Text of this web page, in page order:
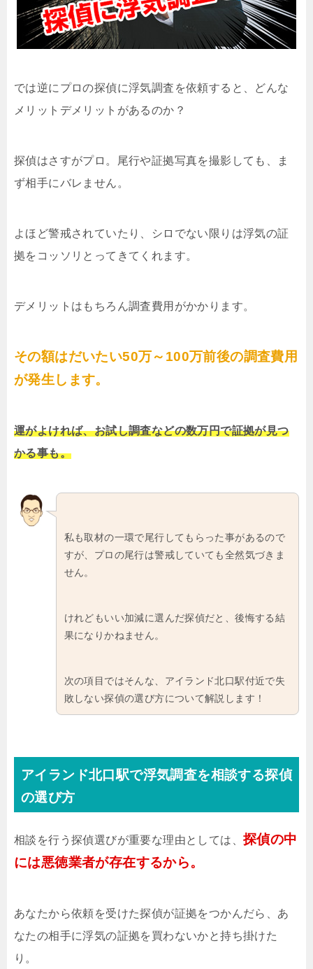
では逆にプロの探偵に浮気調査を依頼すると、どんな
メリットデメリットがあるのか？
探偵はさすがプロ。尾行や証拠写真を撮影しても、ま
ず相手にバレません。
よほど警戒されていたり、シロでない限りは浮気の証
拠をコッソリとってきてくれます。
デメリットはもちろん調査費用がかかります。
その額はだいたい50万～100万前後の調査費用
が発生します。
運がよければ、お試し調査などの数万円で証拠が見つ
かる事も。
私も取材の一環で尾行してもらった事があるので
すが、プロの尾行は警戒していても全然気づきま
せん。
けれどもいい加減に選んだ探偵だと、後悔する結
果になりかねません。
次の項目ではそんな、アイランド北口駅付近で失
敗しない探偵の選び方について解説します！
アイランド北口駅で浮気調査を相談する探偵
の選び方
相談を行う探偵選びが重要な理由としては、 探偵の中
には悪徳業者が存在するから。
あなたから依頼を受けた探偵が証拠をつかんだら、あ
なたの相手に浮気の証拠を買わないかと持ち掛けた
り。